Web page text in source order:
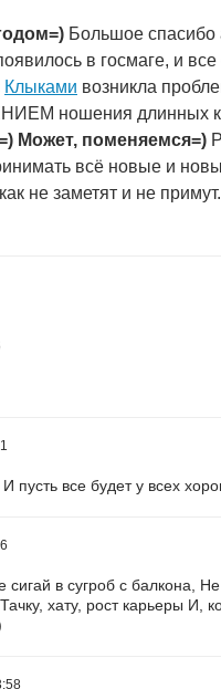
Большое спасибо
в госмаге, и
Клыками возникла
ношения длинных
Может, поменяемся=)
всё новые и
не заметят и не
пусть все будет у всех
сигай в сугроб с балкона,
хату, рост карьеры